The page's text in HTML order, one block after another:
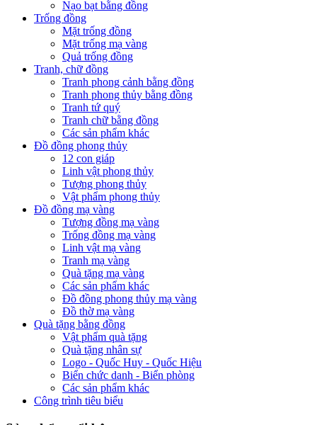
Nạo bạt bằng đồng
Trống đồng
Mặt trống đồng
Mặt trống mạ vàng
Quả trống đồng
Tranh, chữ đồng
Tranh phong cảnh bằng đồng
Tranh phong thủy bằng đồng
Tranh tứ quý
Tranh chữ bằng đồng
Các sản phẩm khác
Đồ đồng phong thủy
12 con giáp
Linh vật phong thủy
Tượng phong thủy
Vật phẩm phong thủy
Đồ đồng mạ vàng
Tượng đồng mạ vàng
Trống đồng mạ vàng
Linh vật mạ vàng
Tranh mạ vàng
Quà tặng mạ vàng
Các sản phẩm khác
Đồ đồng phong thủy mạ vàng
Đồ thờ mạ vàng
Quà tặng bằng đồng
Vật phẩm quà tặng
Quà tặng nhân sự
Logo - Quốc Huy - Quốc Hiệu
Biển chức danh - Biển phòng
Các sản phẩm khác
Công trình tiêu biểu